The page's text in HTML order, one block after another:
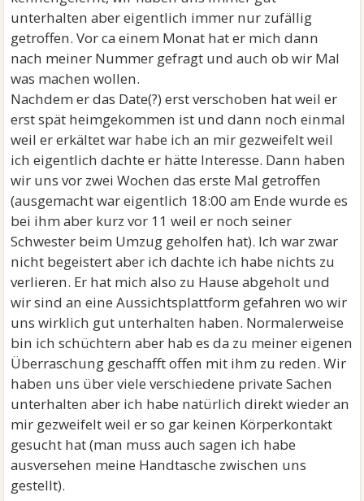
unterhalten aber eigentlich immer nur zufällig
getroffen. Vor ca einem Monat hat er mich dann
nach meiner Nummer gefragt und auch ob wir Mal
was machen wollen.
Nachdem er das Date(?) erst verschoben hat weil er
erst spät heimgekommen ist und dann noch einmal
weil er erkältet war habe ich an mir gezweifelt weil
ich eigentlich dachte er hätte Interesse. Dann haben
wir uns vor zwei Wochen das erste Mal getroffen
(ausgemacht war eigentlich 18:00 am Ende wurde es
bei ihm aber kurz vor 11 weil er noch seiner
Schwester beim Umzug geholfen hat). Ich war zwar
nicht begeistert aber ich dachte ich habe nichts zu
verlieren. Er hat mich also zu Hause abgeholt und
wir sind an eine Aussichtsplattform gefahren wo wir
uns wirklich gut unterhalten haben. Normalerweise
bin ich schüchtern aber hab es da zu meiner eigenen
Überraschung geschafft offen mit ihm zu reden. Wir
haben uns über viele verschiedene private Sachen
unterhalten aber ich habe natürlich direkt wieder an
mir gezweifelt weil er so gar keinen Körperkontakt
gesucht hat (man muss auch sagen ich habe
ausversehen meine Handtasche zwischen uns
gestellt).